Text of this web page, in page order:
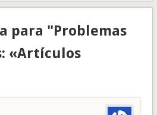
para "Problemas
«Artículos